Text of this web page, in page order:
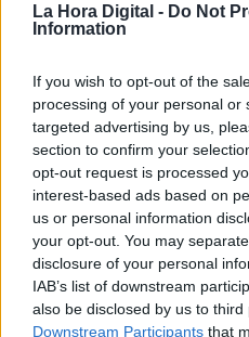
La Hora Digital - Do Not
Information
If you wish to opt-out of the
processing of your personal or
targeted advertising by us,
section to confirm your
opt-out request is processed
interest-based ads based on
us or personal information
your opt-out. You may
disclosure of your personal
IAB’s list of downstream
also be disclosed by us to third
Downstream Participants that
El impuesto al
"ruina" para
las emisiones